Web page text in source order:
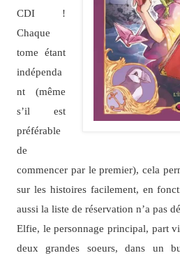
CDI !
Chaque
tome étant
indépenda
nt (même
s’il est
préférable
de
commencer par le premier), cela
sur les histoires facilement, en
aussi la liste de réservation n’a pas
Elfie, le personnage principal, part
deux grandes soeurs, dans un